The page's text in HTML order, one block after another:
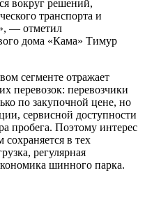
вокруг решений,
транспорта и
— отметил
дома «Кама» Тимур
сегменте отражает
перевозок: перевозчики
по закупочной цене, но
сервисной доступности
пробега. Поэтому интерес
в тех
регулярная
шинного парка.